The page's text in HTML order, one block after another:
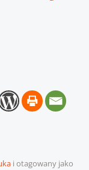
i otagowany jako